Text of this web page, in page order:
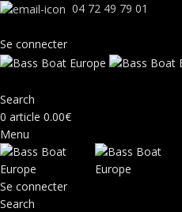
04 72 49 79 01
Se connecter
Search
0 article 0.00€
Menu
Se connecter
Search